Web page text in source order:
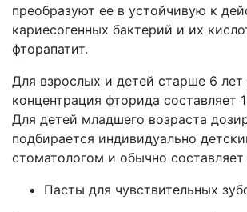
преобразуют ее в устойчивую к
кариесогенных бактерий и их
фторапатит.
Для взрослых и детей старше 6 лет
концентрация фторида составляет
Для детей младшего возраста
подбирается индивидуально
стоматологом и обычно
Пасты для чувствительных